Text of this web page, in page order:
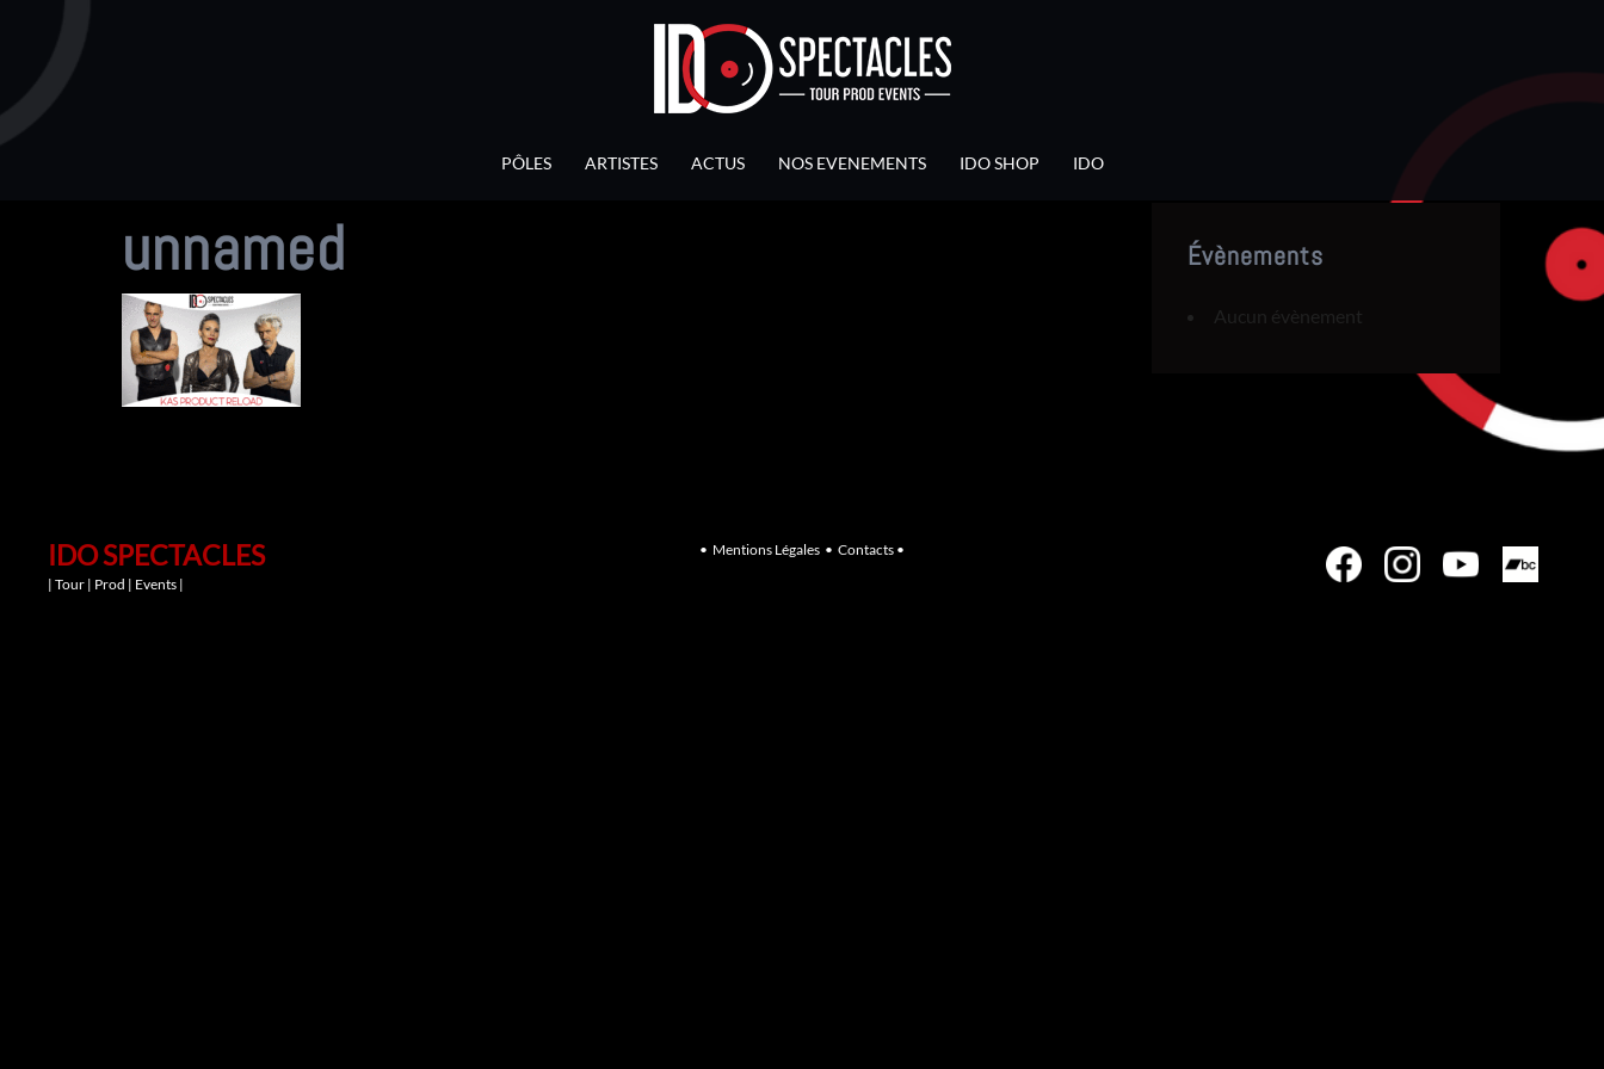
contenu
PÔLES ARTISTES ACTUS NOS EVENEMENTS IDO SHOP IDO
unnamed Évènements
Aucun évènement
IDO SPECTACLES
| Tour | Prod | Events |
• Mentions Légales• Contacts•